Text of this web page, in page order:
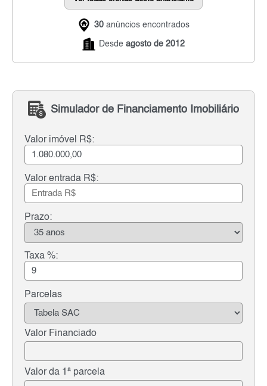
30 anúncios encontrados
Desde agosto de 2012
Simulador de Financiamento Imobiliário
Valor imóvel R$:
Valor entrada R$:
Prazo:
Taxa %:
Parcelas
Valor Financiado
Valor da 1ª parcela